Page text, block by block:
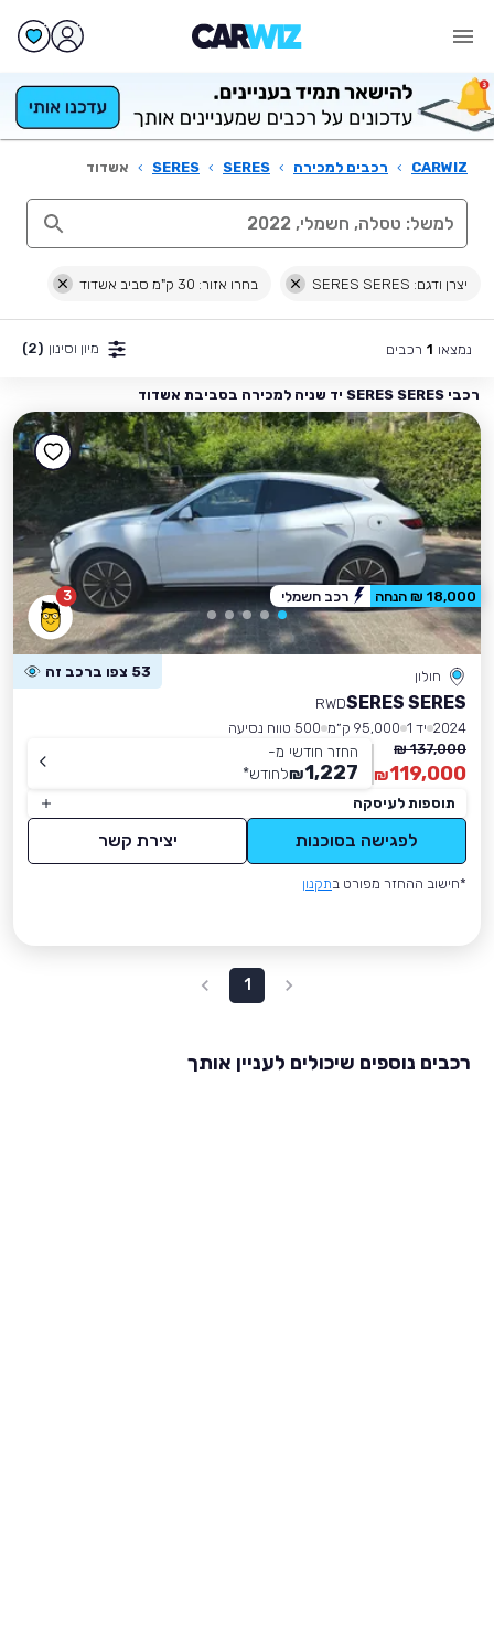
CARWIZ
› רכבים למכירה ›
SERES
›
SERES
› אשדוד
יצרן ודגם: SERES SERES בחרו אזור: 30 ק"מ סביב אשדוד
נמצאו 1 רכבים מיון וסינון (2)
רכבי SERES SERES יד שניה למכירה בסביבת אשדוד
3
חולון 53 צפו ברכב זה
SERES SERES
RWD
2024 יד 1 95,000 ק״מ
500 טווח נסיעה
137,000 ₪
119,000
₪
החזר חודשי מ-
1,227
₪לחודש*
תוספות לעיסקה
לפגישה בסוכנות יצירת קשר
*חישוב ההחזר מפורט בתקנון
18,000 ₪ הנחה רכב חשמלי
1
רכבים נוספים שיכולים לעניין אותך